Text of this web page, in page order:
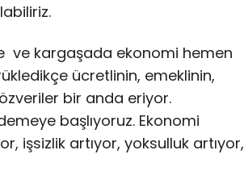
ve kargaşada ekonomi hemen
ücretlinin, emeklinin,
bir anda eriyor.
başlıyoruz. Ekonomi
işsizlik artıyor, yoksulluk artıyor,